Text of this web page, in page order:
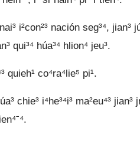
i²con²³ nación seg³⁴, jian³
qui³⁴ húa³⁴ hlion⁴ jeu³.
quieh¹ co⁴ra⁴lie⁵ pi¹.
chie³ i⁴he³⁴i³ ma²eu⁴³